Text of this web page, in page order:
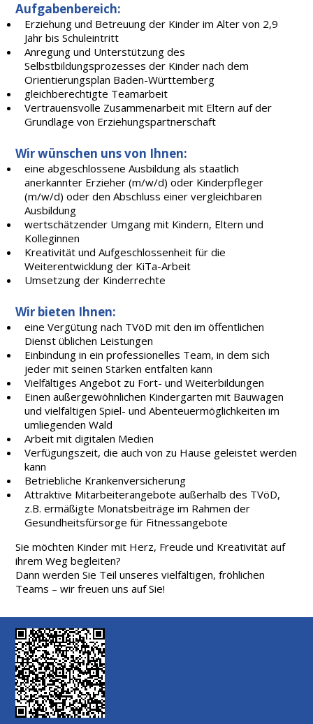
Aufgabenbereich:
Erziehung und Betreuung der Kinder im Alter von 2,9
Jahr bis Schuleintritt
Anregung und Unterstützung des
Selbstbildungsprozesses der Kinder nach dem
Orientierungsplan Baden-Württemberg
gleichberechtigte Teamarbeit
Vertrauensvolle Zusammenarbeit mit Eltern auf der
Grundlage von Erziehungspartnerschaft
Wir wünschen uns von Ihnen:
eine abgeschlossene Ausbildung als staatlich
anerkannter Erzieher (m/w/d) oder Kinderpfleger
(m/w/d) oder den Abschluss einer vergleichbaren
Ausbildung
wertschätzender Umgang mit Kindern, Eltern und
Kolleginnen
Kreativität und Aufgeschlossenheit für die
Weiterentwicklung der KiTa-Arbeit
Umsetzung der Kinderrechte
Wir bieten Ihnen:
eine Vergütung nach TVöD mit den im öffentlichen
Dienst üblichen Leistungen
Einbindung in ein professionelles Team, in dem sich
jeder mit seinen Stärken entfalten kann
Vielfältiges Angebot zu Fort- und Weiterbildungen
Einen außergewöhnlichen Kindergarten mit Bauwagen
und vielfältigen Spiel- und Abenteuermöglichkeiten im
umliegenden Wald
Arbeit mit digitalen Medien
Verfügungszeit, die auch von zu Hause geleistet werden
kann
Betriebliche Krankenversicherung
Attraktive Mitarbeiterangebote außerhalb des TVöD,
z.B. ermäßigte Monatsbeiträge im Rahmen der
Gesundheitsfürsorge für Fitnessangebote
Sie möchten Kinder mit Herz, Freude und Kreativität auf
ihrem Weg begleiten?
Dann werden Sie Teil unseres vielfältigen, fröhlichen
Teams – wir freuen uns auf Sie!